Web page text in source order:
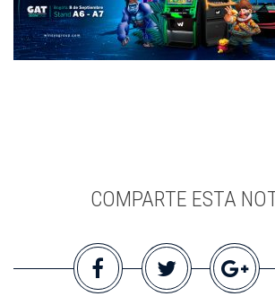
COMPARTE ESTA